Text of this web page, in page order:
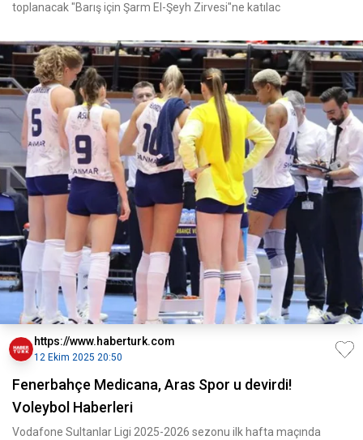
toplanacak "Barış için Şarm El-Şeyh Zirvesi"ne katılac
https://www.haberturk.com
12 Ekim 2025 20:50
Fenerbahçe Medicana, Aras Spor u devirdi!
Voleybol Haberleri
Vodafone Sultanlar Ligi 2025-2026 sezonu ilk hafta maçında